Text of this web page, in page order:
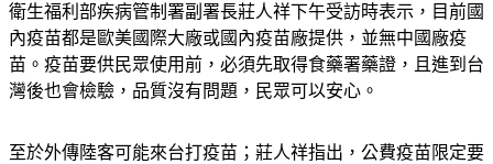
內疫苗都是歐美國際大廠或國內疫苗廠提供，並無中國廠疫
苗。疫苗要供民眾使用前，必須先取得食藥署藥證，且進到台
灣後也會檢驗，品質沒有問題，民眾可以安心。
中華民國國民、父母雙方有一方有台灣居留證才有資格打公費